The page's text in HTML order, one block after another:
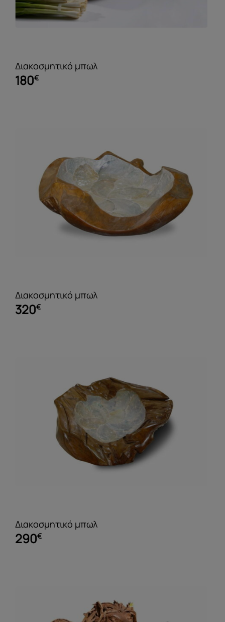
Διακοσμητικό μπωλ
180€
Διακοσμητικό μπωλ
320€
Διακοσμητικό μπωλ
290€